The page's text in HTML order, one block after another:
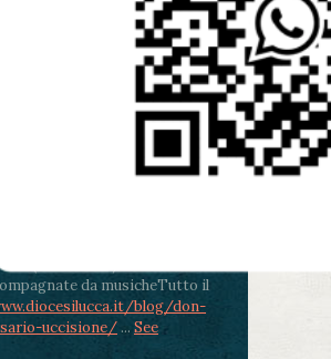
ore 11:30 - Lucca, Scuola
Mei - Viale Castruccio
murales in
Mei curato dal Liceo
“Passaglia”
ore 18 - Fiano
parrocchiale - Messa in
Mei celebrata da mons.
di Lucca
ore 20.30 -
Michele al Cippo di don
della Memoria in alcuni
città. Ritrovo alle ore
Michele con conclusione al
(Porta Elisa). Durante le
da musicheTutto il
blog/don-
uccisione/ ... See